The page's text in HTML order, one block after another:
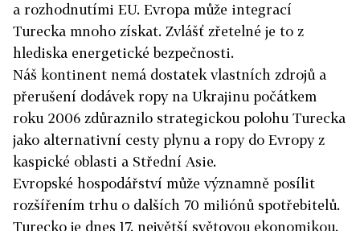
a rozhodnutími EU. Evropa může integrací
Turecka mnoho získat. Zvlášť zřetelné je to z
hlediska energetické bezpečnosti.
Náš kontinent nemá dostatek vlastních zdrojů a
přerušení dodávek ropy na Ukrajinu počátkem
roku 2006 zdůraznilo strategickou polohu Turecka
jako alternativní cesty plynu a ropy do Evropy z
kaspické oblasti a Střední Asie.
Evropské hospodářství může významně posílit
rozšířením trhu o dalších 70 miliónů spotřebitelů.
Turecko je dnes 17. největší světovou ekonomikou.